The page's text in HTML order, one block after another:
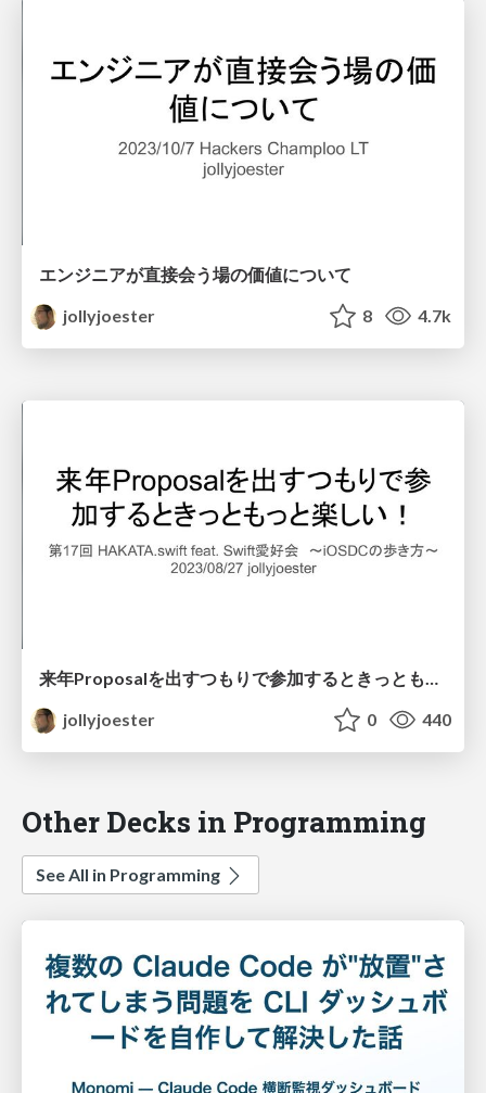
エンジニアが直接会う場の価値について
jollyjoester
8 4.7k
来年Proposalを出すつもりで参加するときっともっと楽しい！
jollyjoester
0 440
Other Decks in Programming
See All in Programming